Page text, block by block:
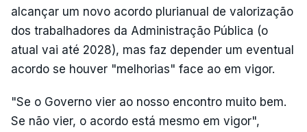
alcançar um novo acordo plurianual de valorização
dos trabalhadores da Administração Pública (o
atual vai até 2028), mas faz depender um eventual
acordo se houver "melhorias" face ao em vigor.
"Se o Governo vier ao nosso encontro muito bem.
Se não vier, o acordo está mesmo em vigor",